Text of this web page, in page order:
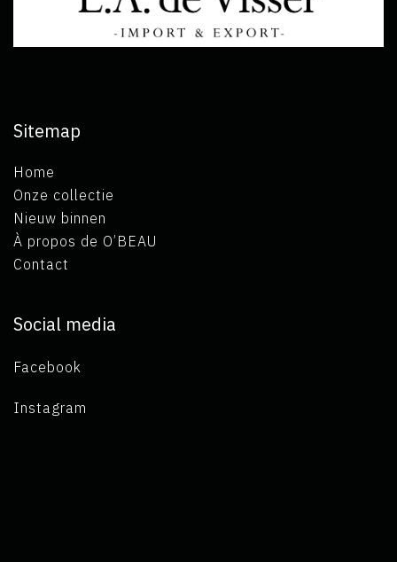
Sitemap
Home
Onze collectie
Nieuw binnen
À propos de O’BEAU
Contact
Social media
Facebook
Instagram